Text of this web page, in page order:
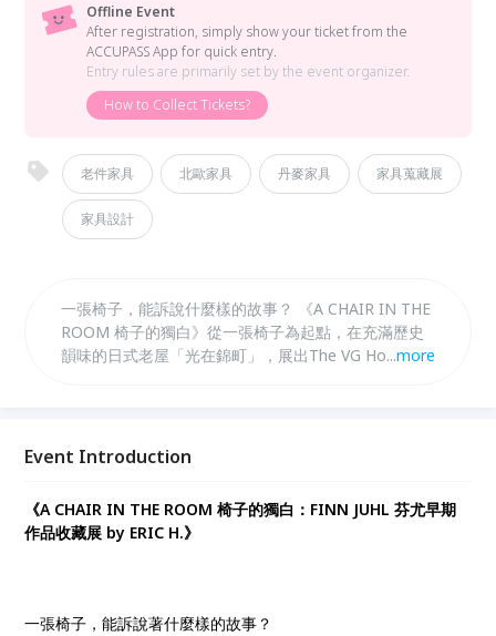
Offline Event
After registration, simply show your ticket from the
ACCUPASS App for quick entry.
Entry rules are primarily set by the event organizer.
How to Collect Tickets?
老件家具 北歐家具 丹麥家具 家具蒐藏展
家具設計
一張椅子，能訴說什麼樣的故事？ 《A CHAIR IN THE
ROOM 椅子的獨白》從一張椅子為起點，在充滿歷史
韻味的日式老屋「光在錦町」，展出The VG House主
中世紀的美學底蘊。 而除了極其稀有的 44 號椅，更完
...more
Event Introduction
《A CHAIR IN THE ROOM 椅子的獨白：FINN JUHL 芬尤早期
作品收藏展 by ERIC H.》
一張椅子，能訴說著什麼樣的故事？